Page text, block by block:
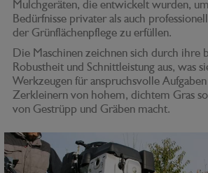
Mulchgeräten, die entwickelt wurden,
Bedürfnisse privater als auch
der Grünflächenpflege zu erfüllen.
Die Maschinen zeichnen sich durch ihre
Robustheit und Schnittleistung aus, was
Werkzeugen für anspruchsvolle
Zerkleinern von hohem, dichtem Gras
von Gestrüpp und Gräben macht.